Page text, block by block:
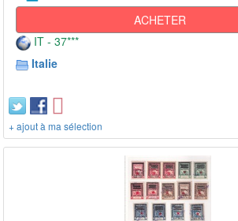
ACHETER
IT - 37***
Italie
+ ajout à ma sélection